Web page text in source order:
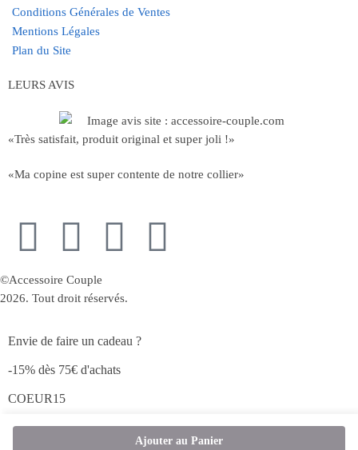
Ajouter au Panier
Conditions Générales de Ventes
Mentions Légales
Plan du Site
LEURS AVIS
«Très satisfait, produit original et super joli !»
«Ma copine est super contente de notre collier»
©Accessoire Couple
2026. Tout droit réservés.
Envie de faire un cadeau ?
-15% dès 75€ d'achats
COEUR15